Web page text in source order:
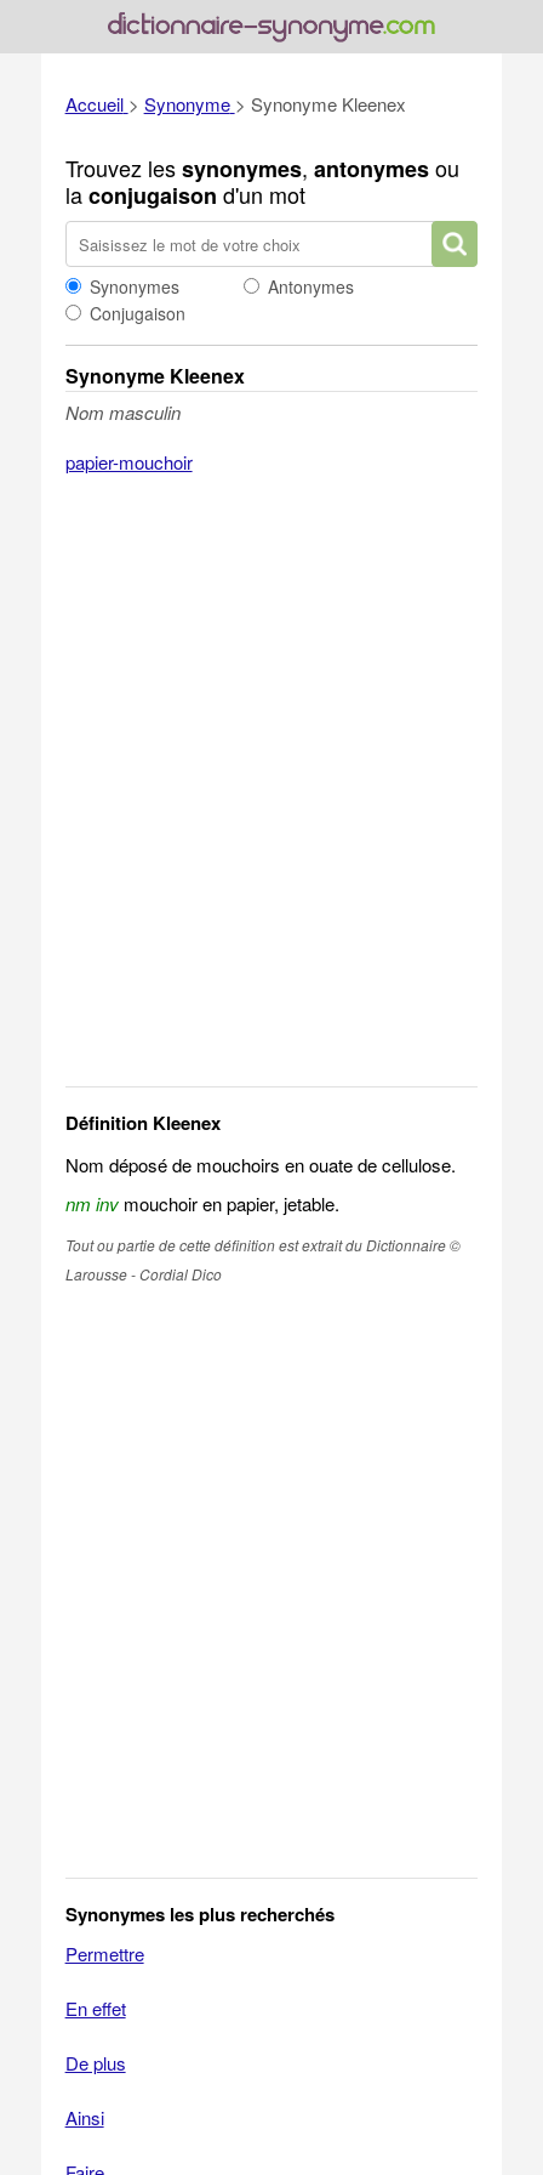
Accueil > Synonyme > Synonyme Kleenex
Trouvez lessynonymes, antonymesou
laconjugaison d'un mot
Synonymes
Antonymes
Conjugaison
Synonyme Kleenex
Nom masculin
papier-mouchoir
Définition Kleenex
Nom déposé de mouchoirs en ouate de cellulose.
nm invmouchoir en papier, jetable.
Tout ou partie de cette définition est extrait du Dictionnaire ©
Larousse - Cordial Dico
Synonymes les plus recherchés
Permettre
En effet
De plus
Ainsi